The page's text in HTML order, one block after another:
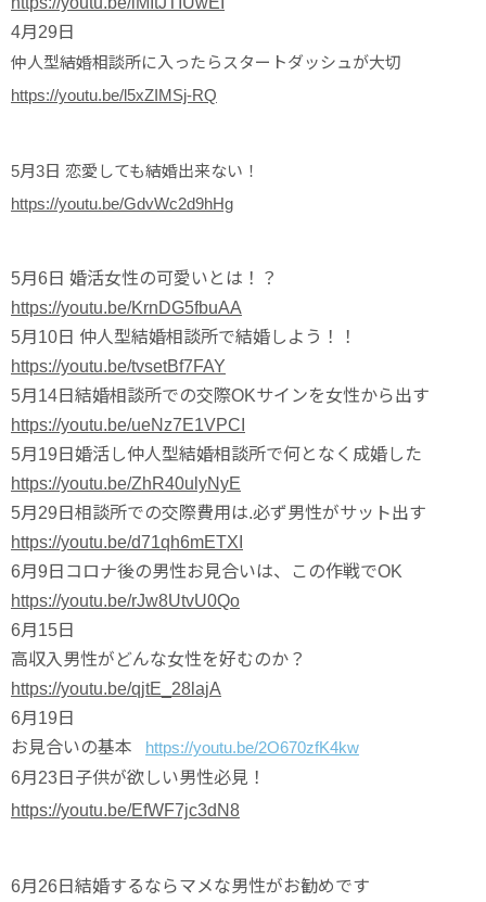
4月29日
仲人型結婚相談所に入ったらスタートダッシュが大切
https://youtu.be/l5xZIMSj-RQ
5月3日 恋愛しても結婚出来ない！
https://youtu.be/GdvWc2d9hHg
5月6日 婚活女性の可愛いとは！？
https://youtu.be/KrnDG5fbuAA
5月10日 仲人型結婚相談所で結婚しよう！！
https://youtu.be/tvsetBf7FAY
5月14日結婚相談所での交際OKサインを女性から出す
https://youtu.be/ueNz7E1VPCI
5月19日婚活し仲人型結婚相談所で何となく成婚した
https://youtu.be/ZhR40ulyNyE
5月29日相談所での交際費用は.必ず男性がサット出す
https://youtu.be/d71qh6mETXI
6月9日コロナ後の男性お見合いは、この作戦でOK
https://youtu.be/rJw8UtvU0Qo
6月15日
高収入男性がどんな女性を好むのか？
https://youtu.be/qjtE_28lajA
6月19日
お見合いの基本 https://youtu.be/2O670zfK4kw
6月23日 子供が欲しい男性必見！
https://youtu.be/EfWF7jc3dN8
6月26日 結婚するならマメな男性がお勧めです